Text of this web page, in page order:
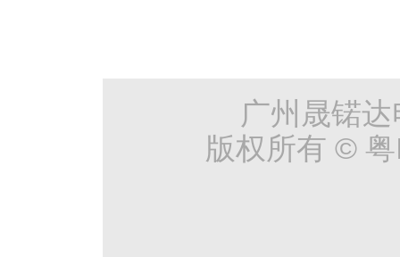
广州晟锘
版权所有 ©